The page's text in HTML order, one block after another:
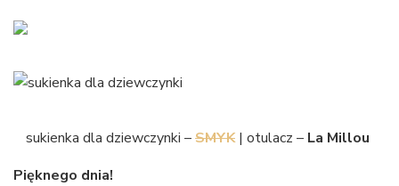
sukienka dla dziewczynki –SMYK| otulacz – La Millou
Pięknego dnia!